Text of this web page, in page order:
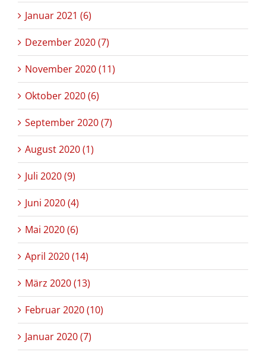
Januar 2021 (6)
Dezember 2020 (7)
November 2020 (11)
Oktober 2020 (6)
September 2020 (7)
August 2020 (1)
Juli 2020 (9)
Juni 2020 (4)
Mai 2020 (6)
April 2020 (14)
März 2020 (13)
Februar 2020 (10)
Januar 2020 (7)